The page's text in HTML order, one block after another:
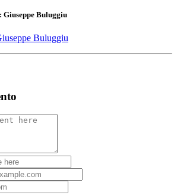
Giuseppe Buluggiu
Buluggiu